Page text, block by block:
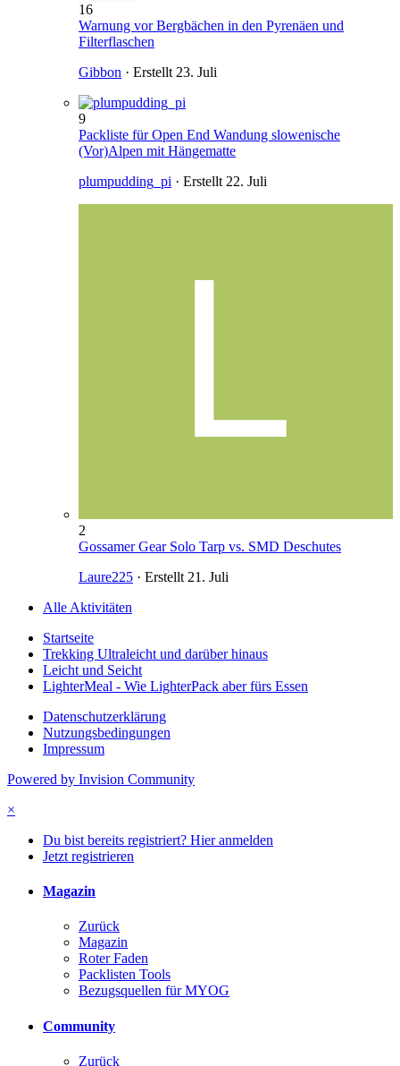
16
Warnung vor Bergbächen in den Pyrenäen und
Filterflaschen
Gibbon · Erstellt 23. Juli
9
Packliste für Open End Wandung slowenische
(Vor)Alpen mit Hängematte
plumpudding_pi · Erstellt 22. Juli
2
Gossamer Gear Solo Tarp vs. SMD Deschutes
Laure225 · Erstellt 21. Juli
Alle Aktivitäten
Startseite
Trekking Ultraleicht und darüber hinaus
Leicht und Seicht
LighterMeal - Wie LighterPack aber fürs Essen
Datenschutzerklärung
Nutzungsbedingungen
Impressum
Powered by Invision Community
×
Du bist bereits registriert? Hier anmelden
Jetzt registrieren
Magazin
Zurück
Magazin
Roter Faden
Packlisten Tools
Bezugsquellen für MYOG
Community
Zurück